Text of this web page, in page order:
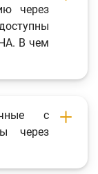
через
В чем
с
через